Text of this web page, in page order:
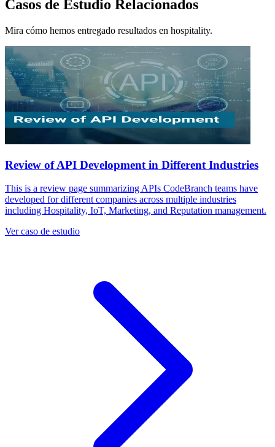
Casos de Estudio Relacionados
Mira cómo hemos entregado resultados en hospitality.
Review of API Development in Different Industries
This is a review page summarizing APIs CodeBranch teams have
developed for different companies across multiple industries
including Hospitality, IoT, Marketing, and Reputation management.
Ver caso de estudio